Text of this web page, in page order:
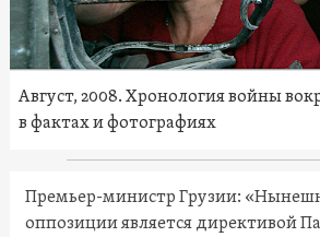
Август, 2008. Хронология войны
в фактах и фотографиях
Премьер-министр Грузии:
оппозиции является директивой